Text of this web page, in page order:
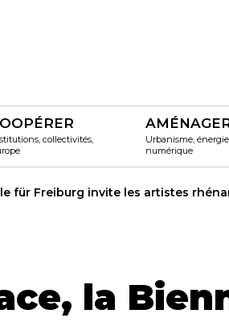
collectivités,
Urbanisme,
numérique
für Freiburg invite les artistes
la